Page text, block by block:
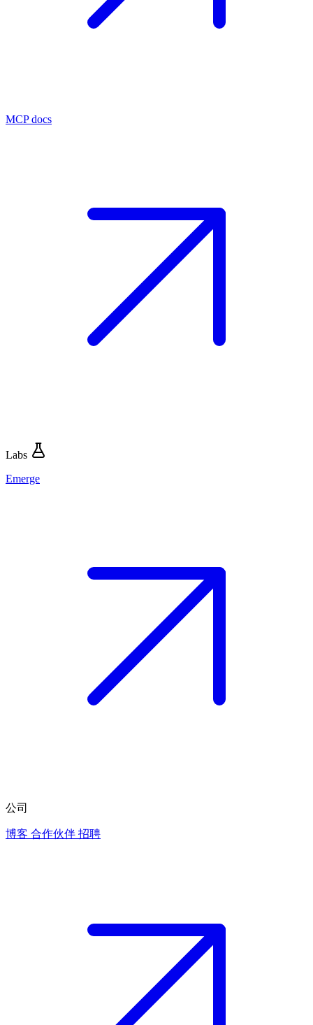
MCP docs
Labs
Emerge
公司
博客 合作伙伴 招聘